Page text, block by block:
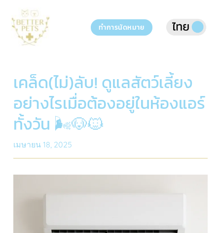
content
ทำการนัดหมาย
เคล็ด(ไม่)ลับ! ดูแลสัตว์เลี้ยง
อย่างไรเมื่อต้องอยู่ในห้องแอร์
ทั้งวัน 🌬️🐶🐱
เมษายน 18, 2025